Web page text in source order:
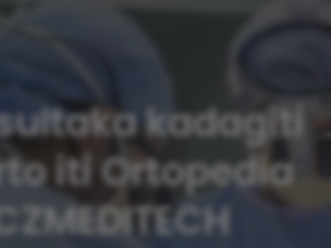
kadagiti
iti Ortopedia